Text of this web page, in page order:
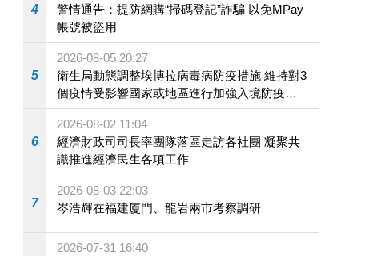
4
警情通告：提防網購“掃碼登記”詐騙 以免MPay
帳號被盜用
5
2026-08-05 20:27
衛生局動態調整埃博拉病毒病防疫措施 維持對3
個疫情受影響國家或地區進行加強入境防疫措
施
6
2026-08-02 11:04
經濟財政司司長率團隊落區走訪各社團 凝聚共
識推進經濟民生各項工作
7
2026-08-03 22:03
岑浩輝在福建廈門、龍岩兩市考察調研
2026-07-31 16:40